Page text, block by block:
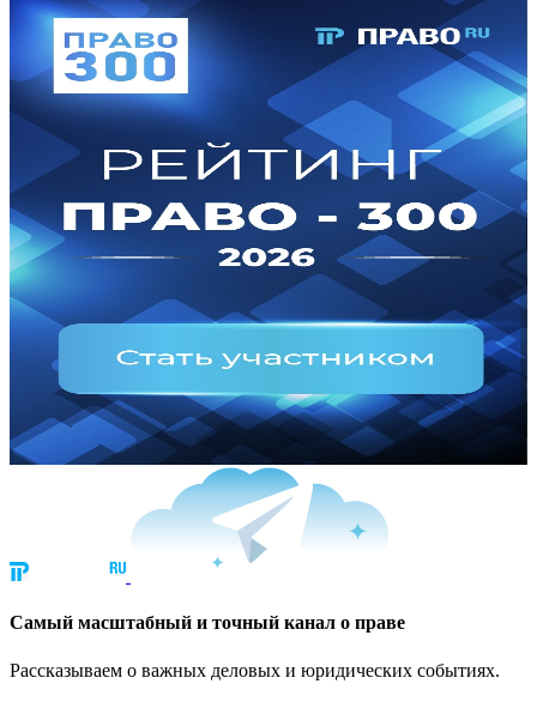
Cамый масштабный и точный канал о праве
Рассказываем о важных деловых и юридических событиях.